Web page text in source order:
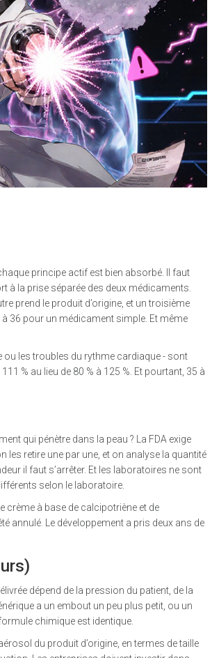
principe actif est bien absorbé. Il faut
à la prise séparée des deux médicaments.
prend le produit d’origine, et un troisième
36 pour un médicament simple. Et même
ou les troubles du rythme cardiaque - sont
% au lieu de 80 % à 125 %. Et pourtant, 35 à
qui pénètre dans la peau ? La FDA exige
les retire une par une, et on analyse la quantité
il faut s’arrêter. Et les laboratoires ne sont
selon le laboratoire.
crème à base de calcipotriène et de
annulé. Le développement a pris deux ans de
dépend de la pression du patient, de la
a un embout un peu plus petit, ou un
chimique est identique.
du produit d’origine, en termes de taille